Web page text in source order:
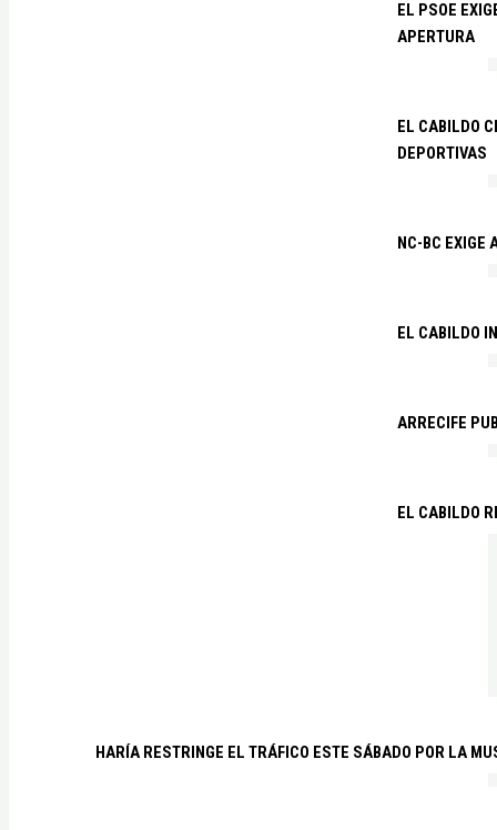
EL PSOE
APERTURA
EL CABILDO
DEPORTIVAS
NC-BC EXIGE
EL CABILDO
ARRECIFE
EL CABILDO
HARÍA RESTRINGE EL TRÁFICO ESTE SÁBADO POR LA